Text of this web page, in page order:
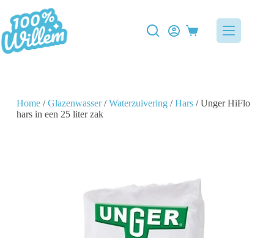
Home/Glazenwasser/Waterzuivering/Hars/ Unger HiFlo
hars in een 25 liter zak